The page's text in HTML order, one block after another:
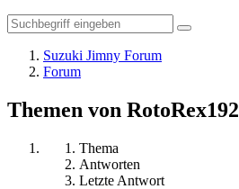
Suzuki Jimny Forum
Forum
Themen von RotoRex192
Thema
Antworten
Letzte Antwort